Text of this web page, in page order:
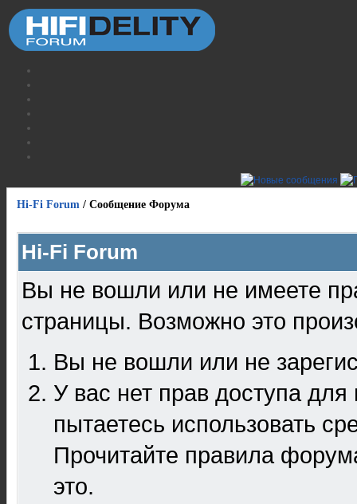
Hi-Fi Forum / Сообщение Форума
Hi-Fi Forum
Вы не вошли или не имеете
страницы. Возможно это
Вы не вошли или не
У вас нет прав доступа
пытаетесь использовать
Прочитайте правила
это.